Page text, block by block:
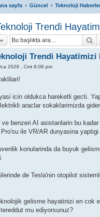
sayfa Güncel Teknoloji
Trendi
Trendi
2026 , Cmt 8:08 pm
icin oldukca hareketli gecti.
araclar sokaklarimizda
benzeri AI asistanlarin bu
ile VR/AR dunyasina
konularinda da buyuk
de Tesla'nin otopilot
gelisme hayatinizi en cok
mu ediyorsunuz?